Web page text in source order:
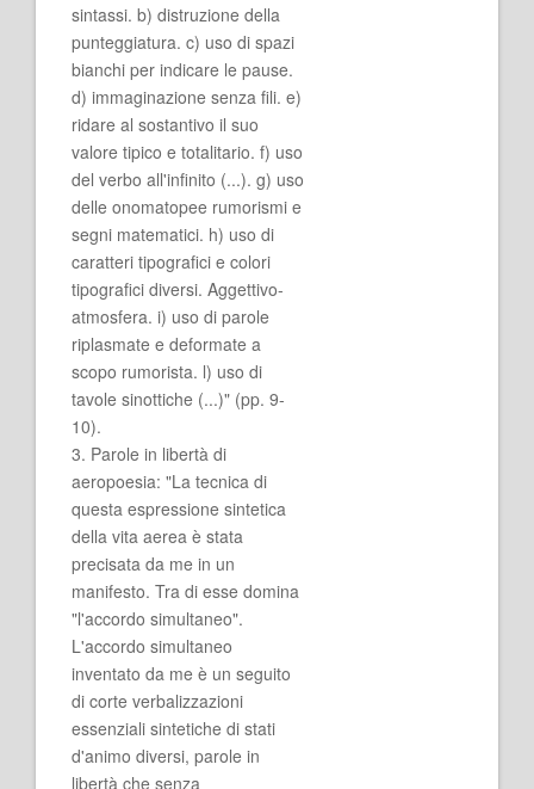
sintassi. b) distruzione della
punteggiatura. c) uso di spazi
bianchi per indicare le pause.
d) immaginazione senza fili. e)
ridare al sostantivo il suo
valore tipico e totalitario. f) uso
del verbo all'infinito (...). g) uso
delle onomatopee rumorismi e
segni matematici. h) uso di
caratteri tipografici e colori
tipografici diversi. Aggettivo-
atmosfera. i) uso di parole
riplasmate e deformate a
scopo rumorista. l) uso di
tavole sinottiche (...)" (pp. 9-
10).
3. Parole in libertà di
aeropoesia: "La tecnica di
questa espressione sintetica
della vita aerea è stata
precisata da me in un
manifesto. Tra di esse domina
"l'accordo simultaneo".
L'accordo simultaneo
inventato da me è un seguito
di corte verbalizzazioni
essenziali sintetiche di stati
d'animo diversi, parole in
libertà che senza